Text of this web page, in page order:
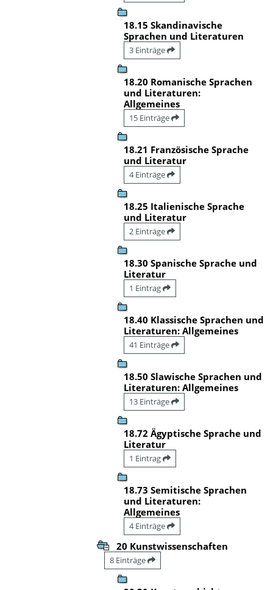
18.15 Skandinavische
Sprachen und Literaturen
3 Einträge
18.20 Romanische Sprachen
und Literaturen:
Allgemeines
15 Einträge
18.21 Französische Sprache
und Literatur
4 Einträge
18.25 Italienische Sprache
und Literatur
2 Einträge
18.30 Spanische Sprache und
Literatur
1 Eintrag
18.40 Klassische Sprachen und
Literaturen: Allgemeines
41 Einträge
18.50 Slawische Sprachen und
Literaturen: Allgemeines
13 Einträge
18.72 Ägyptische Sprache und
Literatur
1 Eintrag
18.73 Semitische Sprachen
und Literaturen:
Allgemeines
4 Einträge
20 Kunstwissenschaften
8 Einträge